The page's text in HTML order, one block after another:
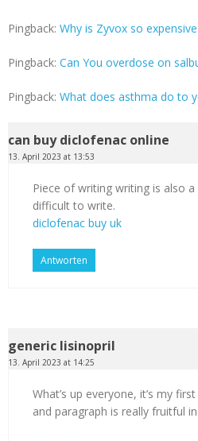
Pingback: Why is Zyvox so
Pingback: Can You overdose on
Pingback: What does asthma do to
can buy diclofenac online
13. April 2023 at 13:53
Piece of writing writing is also
difficult to write.
diclofenac buy uk
Antworten
generic lisinopril
13. April 2023 at 14:25
What’s up everyone, it’s my
and paragraph is really fruitful